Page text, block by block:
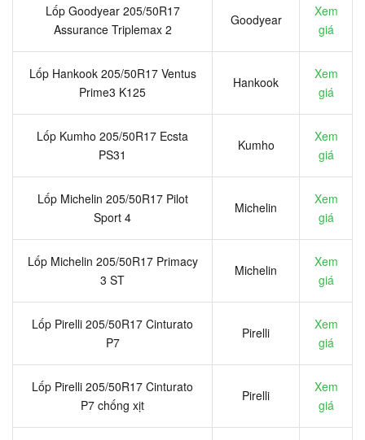
Lốp Goodyear 205/50R17
Assurance Triplemax 2
Goodyear
Xem
giá
Lốp Hankook 205/50R17 Ventus
Prime3 K125
Hankook
Xem
giá
Lốp Kumho 205/50R17 Ecsta
PS31
Kumho
Xem
giá
Lốp Michelin 205/50R17 Pilot
Sport 4
Michelin
Xem
giá
Lốp Michelin 205/50R17 Primacy
3 ST
Michelin
Xem
giá
Lốp Pirelli 205/50R17 Cinturato
P7
Pirelli
Xem
giá
Lốp Pirelli 205/50R17 Cinturato
P7 chống xịt
Pirelli
Xem
giá